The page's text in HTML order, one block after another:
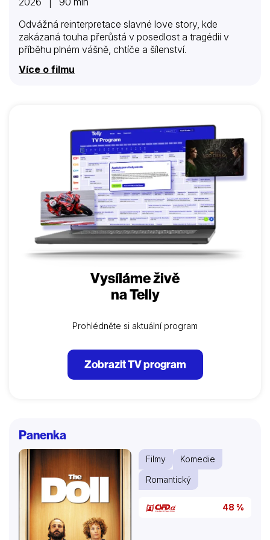
Odvážná reinterpretace slavné love story, kde
zakázaná touha přerůstá v posedlost a tragédii v
příběhu plném vášně, chtíče a šílenství.
Více o filmu
Vysíláme živě
na Telly
Prohlédněte si aktuální program
Zobrazit TV program
Panenka
Filmy
Komedie
Romantický
48 %